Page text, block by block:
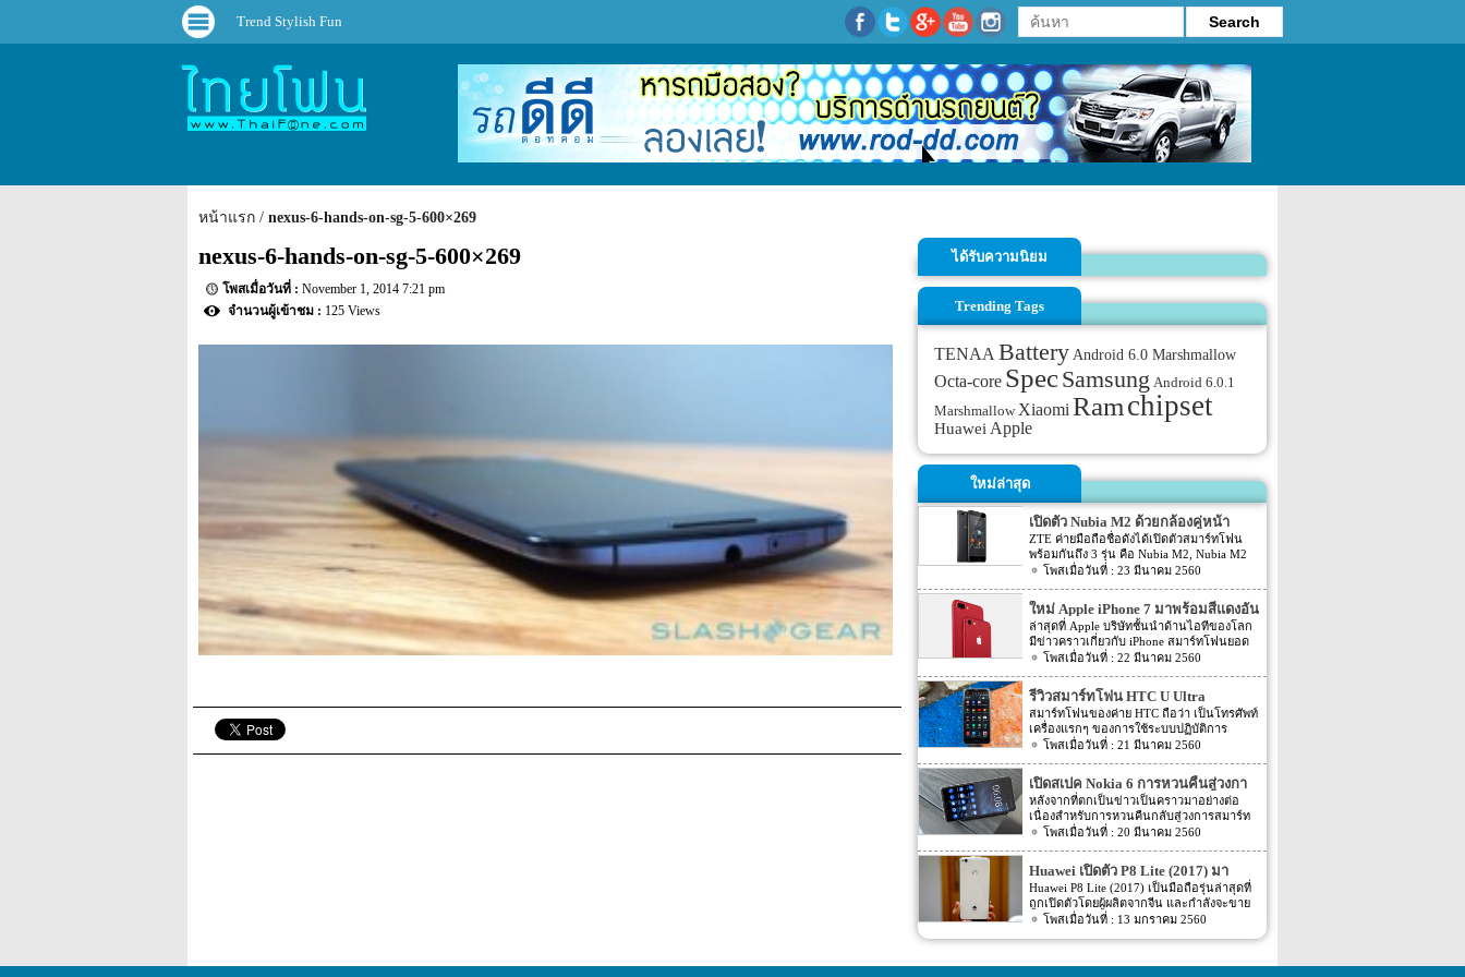
Trend Stylish Fun
หน้าแรก nexus-6-hands-on-sg-5-600×269
nexus-6-hands-on-sg-5-600×269
November 1, 2014 7:21 pm
125 Views
ได้รับความนิยม
Trending Tags
TENAABattery Android 6.0 Marshmallow
Octa-core SpecSamsung Android 6.0.1
Marshmallow Xiaomi Ramchipset
Huawei Apple
ใหม่ล่าสุด
เปิดตัว Nubia M2 ด้วยกล้องคู่หน้า
ZTE ค่ายมือถือชื่อดังได้เปิดตัวสมาร์ทโฟน
พร้อมกันถึง 3 รุ่น คือ Nubia M2, Nubia M2
Lite และ Nubia N2 ซึ่งแต่ละรุ่นก็มีความน่า
นี้เราจะมารีวิวให้ท่านได้รู้จักกับ Nubia M2
ที่มีจุดขายตรงกล้องหน้าที่มาเป็นคู่ นอกจาก
กล้องหน้าที่มาเป็นคู่แล้วยังมีส่วนอื่นๆ ที่น่า
สนใจอีก Nubia M2 ใช้กล้องหน้าแบบคู่ที่มี
ความละเอียดสูงถึง 13MP มีรูรับแสง f 2.2
กล้องหน้าสำหรับการเซลฟี่มีความละเอียด
16MP พร้อมกับรูรับแสง f/2.0 กล้องหน้า
สามารถจับภาพได้กว้างถึง 80 องศา นั้นจะ
ทำให้การถ่ายรูปเซลฟี่ได้กว้างมากยิ่งขึ้น
หน้าจอเป็นแบบ AMOLED มีความละเอียดสูง
ถึง 1080p ขนาด 5.5 นิ้ว ระบบประมวลผล
การทำงานจะเป็นชิปเซ็ต Snapdragon 625
เป็นชิปประมวลผลของ Qualcomm ใช้ RAM
4GB หน่วยความจำมีให้เลือกอยู่ 2 ขนาด คือ
[…]
23 มีนาคม 2560
ใหม่ Apple iPhone 7 มาพร้อมสีแดงอัน
ร้อนแรง
ล่าสุดที่ Apple บริษัทชั้นนำด้านไอทีของโลก
มีข่าวคราวเกี่ยวกับ iPhone สมาร์ทโฟนยอด
ฮิตในประเทศไทยและทั่วโลก และในช่วงที่
อาจจะพลาดโอกาสได้สัมผัสเทคโนโลยีอัน
ทันสมัยในคราวนั้น แต่ก็ถือว่า เป็นความโชค
ดีที่คุณกำลังจะได้สัมผัสกับ iPhone 7 ที่มา
พร้อมการออกแบบสีของบอดี้ด้วยสีแดงอัน
ร้อนแรง เร้าใจแบบสุดๆ ทำให้สาวกของ
Apple กระเป๋าสั่นกันเลยทีเดียว การออกแบบ
iPhone 7 สีแดง ได้แรงบันดาลใจมาจากการ
กุศลของ iGadget ซึ่งปกติแล้ว การปรับแต่ง
Apple จะให้บริษัทข้างนอกช่วยในการปรับ
แต่งให้ แต่บอดี้นี้สีนี้ Apple ลงแรงปรับแต่งเอง
สีแดงอันร้อนแรง Apple จะจับความร้อนแรง
ลงไปใน iPhone 7 และ iPhone 7 Plus ทาง
บริษัท Apple ได้กำหนดวันจำหน่ายในวันศุกร์
ที่ 24 มีนาคม 2560 ที่จะถึงนี้ เวลาในการเปิด
ขายเป็นเวลาช่วงเช้าประมาณ 8.01 น. (เป็น
เวลาในฝั่งประเทศแถบแปซิฟิก) การเปิดตัว
22 มีนาคม 2560
รีวิวสมาร์ทโฟน HTC U Ultra
สมาร์ทโฟนของค่าย HTC ถือว่า เป็นโทรศัพท์
เครื่องแรกๆ ของการใช้ระบบปฏิบัติการ
Android หลายคนน่าจะจำได้ ในช่วงนั้นมี
Bird ที่ฮิตกันทั่วบ้านทั่วเมือง สมาร์ทโฟนหนึ่ง
ในที่สามารถเล่นเกมส์ Angry Bird นี้ได้ ก็คือ
สมาร์ทโฟนจากค่าย HTC หลังจากนั้น HTC
ก็ได้มีการพัฒนาสมาร์ทโฟนขึ้นมาอีก
มากมาย ล่าสุดได้เตรียมปล่อยรุ่นใหม่ อย่าง
HTC U Ultra HTC U Ultra มาพร้อมกับหน้า
จอ Super LCD5 มีขนาด 5.7 นิ้ว หน้าจอเป็น
แบบ Gorilla Glass 5 ซึ่งเป็นหน้าจอใหม่ที่
สามารถป้องกันรอยขีดข่วนได้ ความละเอียด
ของภาพสูงถึง 1,040 X 2,560 พิกเซล
(513ppi) ใช้ชิปประมวลผล Snapdragon 820
ที่มีความเร็วให้เลือกถึง 2 แบบ คือ 2.15GHz
21 มีนาคม 2560
เปิดสเปค Nokia 6 การหวนคืนสู่วงกา
รสมาร์ทโฟน
หลังจากที่ตกเป็นข่าวเป็นคราวมาอย่างต่อ
เนื่องสำหรับการหวนคืนกลับสู่วงการสมาร์ท
โฟน อย่างสมาร์ทโฟนในแบรนด์ Nokia ครั้ง
เอาสมาร์ทโฟนรุ่นนี้ไปทดสอบในห้องปฏิบัติ
การ Nokia 6 เปิดตัวรุ่นแรกภายใต้ชื่อรุ่น TA-
1000 ซึ่งจะมีความน่าสนใจทั้งในเรื่องของ
ซอฟต์แวร์และวัสดุอุปกรณ์ที่นำมาผลิตต่างๆ
Nokia 6 ไม่ได้เป็นสมาร์ทโฟนระดับสูง แต่จะ
เป็นสมาร์ทโฟนราคากลางๆ ที่เตรียมตัวจะมา
ประเทศไทยและในต่างประเทศ ถึงแม้ว่า
20 มีนาคม 2560
Huawei เปิดตัว P8 Lite (2017) มา
พร้อมหน้าจอ 1080p ชิพเซ็ท Kirin
655
Huawei P8 Lite (2017) เป็นมือถือรุ่นล่าสุดที่
ถูกเปิดตัวโดยผู้ผลิตจากจีน และกำลังจะขาย
ในตลาดยุโรปบางประเทศในเร็วๆ นี้ แต่การ
แล้ว แม้กระทั่งตอนนี้ P9 Lite ถูกพัฒนาให้ดี
13 มกราคม 2560